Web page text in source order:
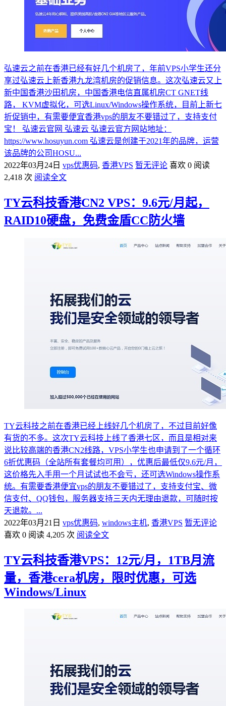
弘速云之前在香港已经有好几个机房了，年前VPS小学生还分
享过弘速云上新香港九龙湾机房的促销信息。这次弘速云又上
新中国香港沙田机房，中国香港电信直属机房CT GNET线
路， KVM虚拟化，可选Linux/Windows操作系统，目前上新七
折促销中，有需要便宜香港vps的朋友不要错过了，支持支付
宝！ 弘速云官网 弘速云 弘速云官方网站地址：
https://www.hosuyun.com 弘速云是创建于2021年的品牌，运营
该品牌的公司HOSU...
2022年03月24日 vps优惠码, 香港VPS 暂无评论 喜欢 0 阅读
2,418 次 阅读全文
TY云科技香港CN2 VPS：9.6元/月起，
RAID10硬盘，免费金盾CC防火墙
TY云科技之前在香港已经上线好几个机房了，不过目前好像
有货的不多。这次TY云科技上线了香港七区，而且是相对来
说比较高端的香港CN2线路，VPS小学生也申请到了一个循环
6折优惠码（全站所有套餐均可用），优惠后最低仅9.6元/月，
这价格先入手用一个月试试也不会亏，还可选Windows操作系
统。有需要香港便宜vps的朋友不要错过了，支持支付宝、微
信支付、QQ钱包，服务器支持三天内无理由退款，可随时按
天退款。...
2022年03月21日 vps优惠码, windows主机, 香港VPS 暂无评论
喜欢 0 阅读 4,205 次 阅读全文
TY云科技香港VPS：12元/月，1TB月流
量，香港cera机房，限时优惠，可选
Windows/Linux